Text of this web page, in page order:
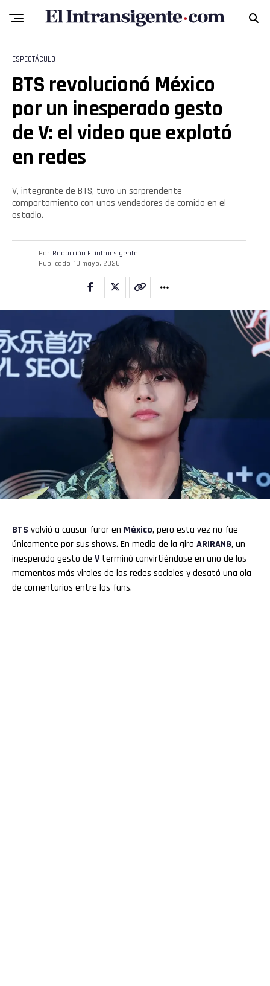
ESPECTÁCULO
BTS revolucionó México
por un inesperado gesto
de V: el video que explotó
en redes
V, integrante de BTS, tuvo un sorprendente
comportamiento con unos vendedores de comida en el
estadio.
Por Redacción El intransigente
Publicado 10 mayo, 2026
BTS volvió a causar furor en México, pero esta vez no fue
únicamente por sus shows. En medio de la gira ARIRANG, un
inesperado gesto de V terminó convirtiéndose en uno de los
momentos más virales de las redes sociales y desató una ola
de comentarios entre los fans.